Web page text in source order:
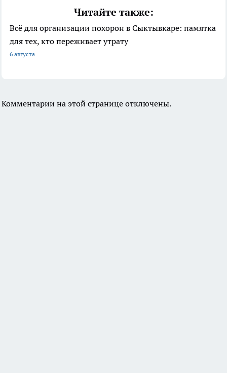
Читайте также:
Всё для организации похорон в Сыктывкаре: памятка
для тех, кто переживает утрату
6 августа
Комментарии на этой странице отключены.